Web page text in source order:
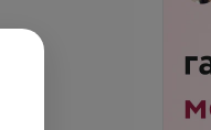
гормон)